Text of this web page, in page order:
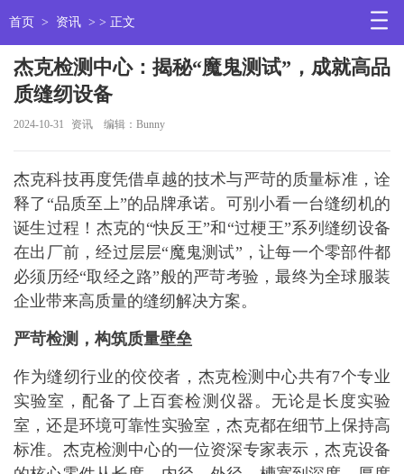
首页 > 资讯 > > 正文
杰克检测中心：揭秘“魔鬼测试”，成就高品
质缝纫设备
2024-10-31 资讯 编辑：Bunny
杰克科技再度凭借卓越的技术与严苛的质量标准，诠
释了“品质至上”的品牌承诺。可别小看一台缝纫机的
诞生过程！杰克的“快反王”和“过梗王”系列缝纫设备
在出厂前，经过层层“魔鬼测试”，让每一个零部件都
必须历经“取经之路”般的严苛考验，最终为全球服装
企业带来高质量的缝纫解决方案。
严苛检测，构筑质量壁垒
作为缝纫行业的佼佼者，杰克检测中心共有7个专业
实验室，配备了上百套检测仪器。无论是长度实验
室，还是环境可靠性实验室，杰克都在细节上保持高
标准。杰克检测中心的一位资深专家表示，杰克设备